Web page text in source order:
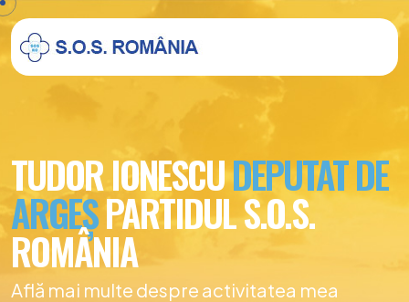
TUDOR IONESCUDEPUTAT DE
ARGEȘPARTIDUL S.O.S.
ROMÂNIA
Află mai multe despre activitatea mea